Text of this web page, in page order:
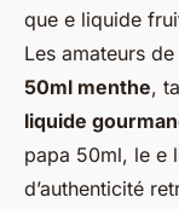
que e liquide
Les amateurs
50ml menthe,
liquide
papa 50ml, le e
d’authenticité